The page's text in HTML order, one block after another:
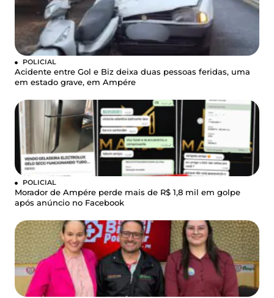
POLICIAL
Acidente entre Gol e Biz deixa duas pessoas feridas, uma
em estado grave, em Ampére
POLICIAL
Morador de Ampére perde mais de R$ 1,8 mil em golpe
após anúncio no Facebook